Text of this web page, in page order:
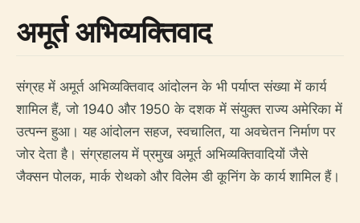
अमूर्त अभिव्यक्तिवाद
संग्रह में अमूर्त अभिव्यक्तिवाद आंदोलन के भी पर्याप्त संख्या में कार्य
शामिल हैं, जो 1940 और 1950 के दशक में संयुक्त राज्य अमेरिका में
उत्पन्न हुआ। यह आंदोलन सहज, स्वचालित, या अवचेतन निर्माण पर
जोर देता है। संग्रहालय में प्रमुख अमूर्त अभिव्यक्तिवादियों जैसे
जैक्सन पोलक, मार्क रोथको और विलेम डी कूनिंग के कार्य शामिल हैं।